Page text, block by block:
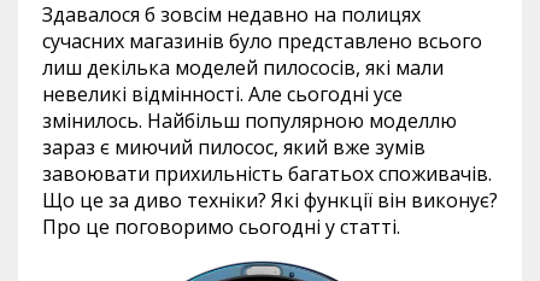
Здавалося б зовсім недавно на полицях
сучасних магазинів було представлено всього
лиш декілька моделей пилососів, які мали
невеликі відмінності. Але сьогодні усе
змінилось. Найбільш популярною моделлю
зараз є миючий пилосос, який вже зумів
завоювати прихильність багатьох споживачів.
Що це за диво техніки? Які функції він виконує?
Про це поговоримо сьогодні у статті.